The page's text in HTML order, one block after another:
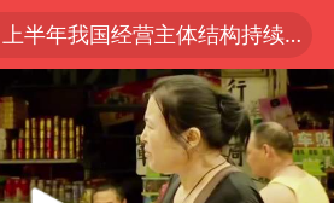
上半年我国经营主体结构持续优化
于东来回应胖东来近25年老店年底关闭
俄称边境州遭乌大规模袭击已致13伤
《披荆斩棘2026》阵容官宣